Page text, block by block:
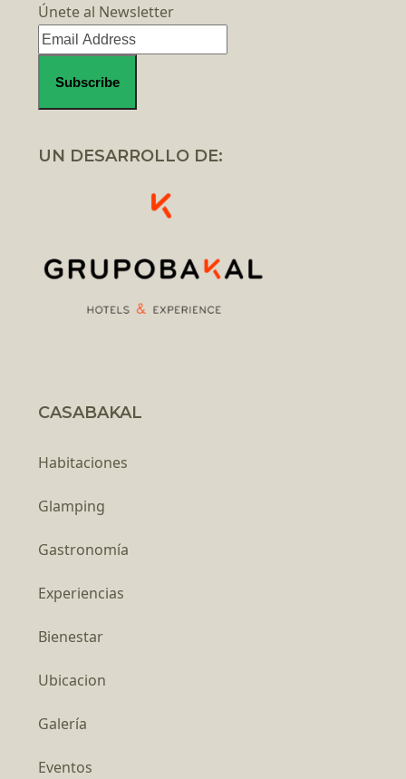
Únete al Newsletter
UN DESARROLLO DE:
CASABAKAL
Habitaciones
Glamping
Gastronomía
Experiencias
Bienestar
Ubicacion
Galería
Eventos